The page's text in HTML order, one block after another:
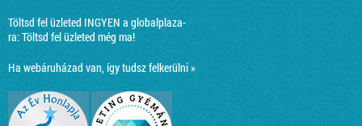
Töltsd fel üzleted INGYEN a globalplaza-
ra:Töltsd fel üzleted még ma!
Ha webáruházad van, így tudsz felkerülni »